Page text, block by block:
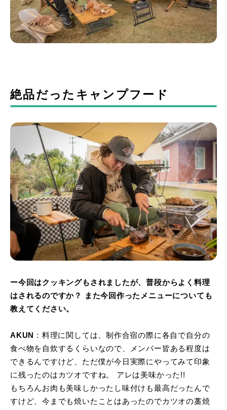
絶品だったキャンプフード
ー今回はクッキングもされましたが、普段からよく料理
はされるのですか？ また今回作ったメニューについても
教えてください。
AKUN
：料理に関しては、制作合宿の際に各自で自分の
食べ物を自炊するくらいなので、メンバー皆ある程度は
できるんですけど、ただ僕が今日実際にやってみて印象
に残ったのはカツオですね。 アレは美味かった!!
もちろんお肉も美味しかったし味付けも最高だったんで
すけど、今までも焼いたことはあったのでカツオの藁焼